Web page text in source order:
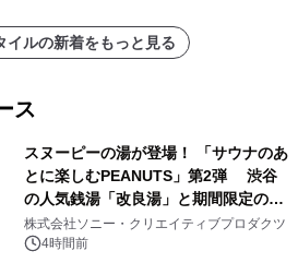
イルの新着をもっと見る
ス
スヌーピーの湯が登場！ 「サウナのあ
とに楽しむPEANUTS」第2弾 渋谷
の人気銭湯「改良湯」と期間限定のコ
ラボレーション サウナイキタイコラ
ボグッズも発売決定！
株式会社ソニー・クリエイティブプロダクツ
4時間前